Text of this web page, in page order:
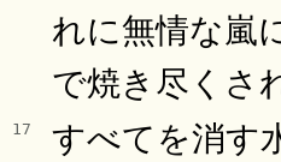
れに無情な嵐
で焼き尽くさ
17
すべてを消す